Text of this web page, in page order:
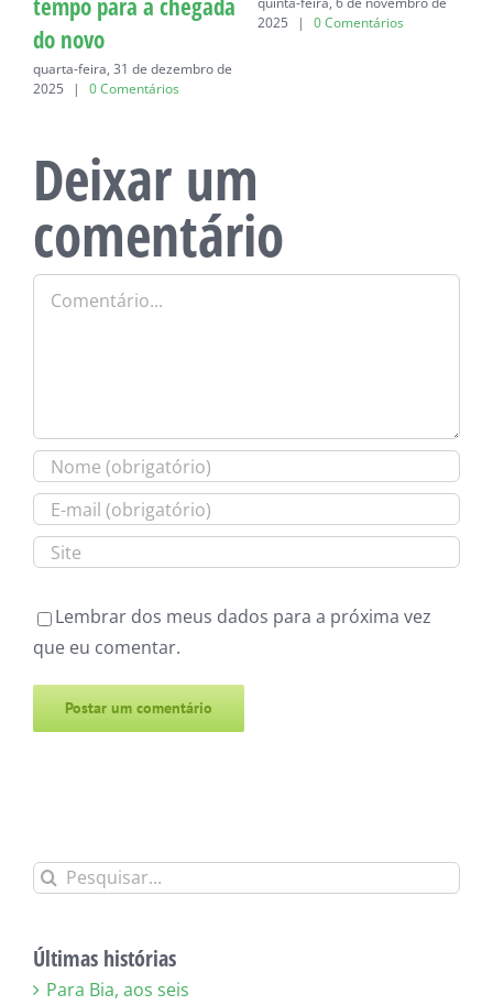
tempo para a chegada
do novo
quarta-feira, 31 de dezembro de
2025
| 0 Comentários
2025
| 0 Comentários
Deixar um
comentário
Comentário
Lembrar dos meus dados para a próxima vez
que eu comentar.
Buscar
Últimas histórias
Para Bia, aos seis